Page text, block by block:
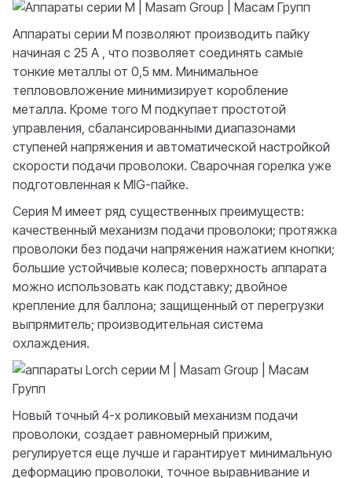
Аппараты серии M позволяют производить пайку
начиная с 25 A , что позволяет соединять самые
тонкие металлы от 0,5 мм. Минимальное
теплововложение минимизирует коробление
металла. Кроме того М подкупает простотой
управления, сбалансированными диапазонами
ступеней напряжения и автоматической настройкой
скорости подачи проволоки. Сварочная горелка уже
подготовленная к MIG-пайке.
Серия М имеет ряд существенных преимуществ:
качественный механизм подачи проволоки; протяжка
проволоки без подачи напряжения нажатием кнопки;
большие устойчивые колеса; поверхность аппарата
можно использовать как подставку; двойное
крепление для баллона; защищенный от перегрузки
выпрямитель; производительная система
охлаждения.
Новый точный 4-х роликовый механизм подачи
проволоки, создает равномерный прижим,
регулируется еще лучше и гарантирует минимальную
деформацию проволоки, точное выравнивание и